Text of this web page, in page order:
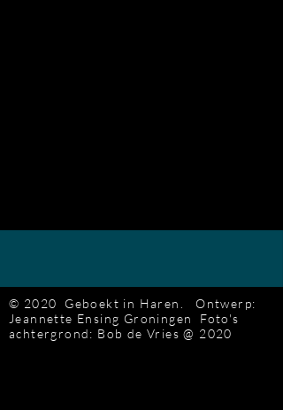
© 2020 Geboekt in Haren.Ontwerp:
Jeannette Ensing Groningen Foto's
achtergrond: Bob de Vries@ 2020